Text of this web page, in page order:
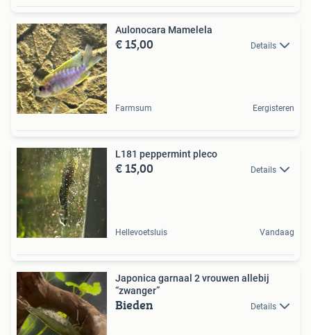
Aulonocara Mamelela
€ 15,00 Details
Farmsum Eergisteren
L181 peppermint pleco
€ 15,00 Details
Hellevoetsluis Vandaag
Japonica garnaal 2 vrouwen allebij
“zwanger”
Bieden Details